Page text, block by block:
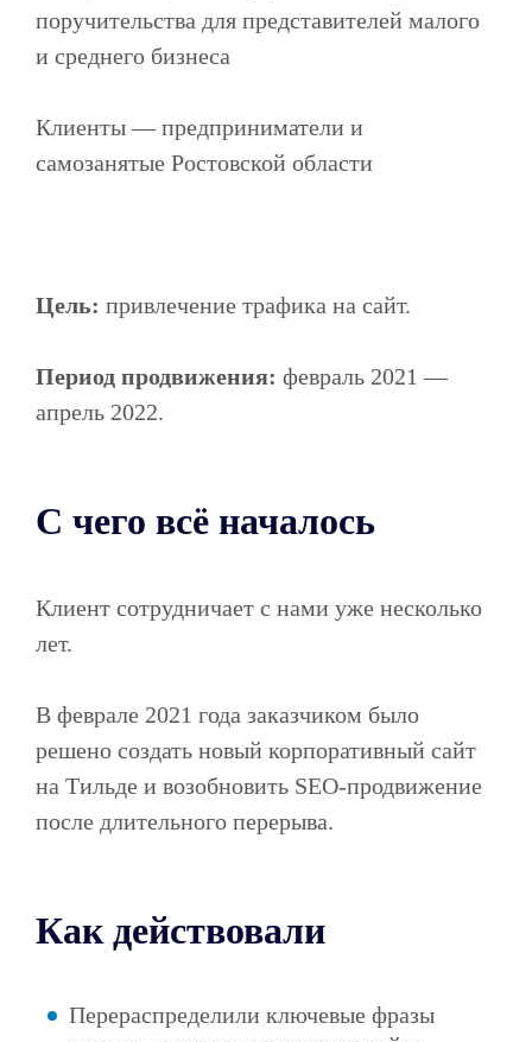
поручительства для представителей малого
и среднего бизнеса
Клиенты — предприниматели и
самозанятые Ростовской области
Цель: привлечение трафика на сайт.
Период продвижения: февраль 2021 —
апрель 2022.
С чего всё началось
Клиент сотрудничает с нами уже несколько
лет.
В феврале 2021 года заказчиком было
решено создать новый корпоративный сайт
на Тильде и возобновить SEO-продвижение
после длительного перерыва.
Как действовали
Перераспределили ключевые фразы